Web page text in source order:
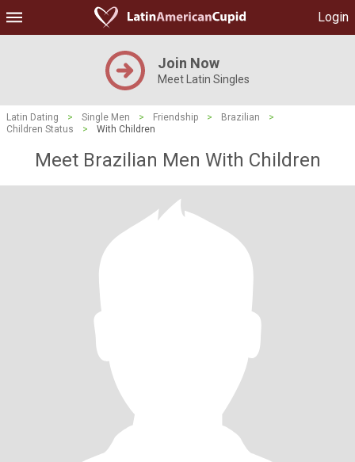
Login
Join Now
Meet Latin Singles
Latin Dating > Single Men > Friendship > Brazilian
>
Children Status
> With Children
Meet Brazilian Men With Children